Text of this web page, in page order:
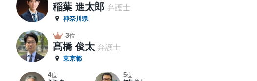
稲葉 進太郎 弁護士
神奈川県
3位
髙橋 俊太 弁護士
東京都
4位 5位